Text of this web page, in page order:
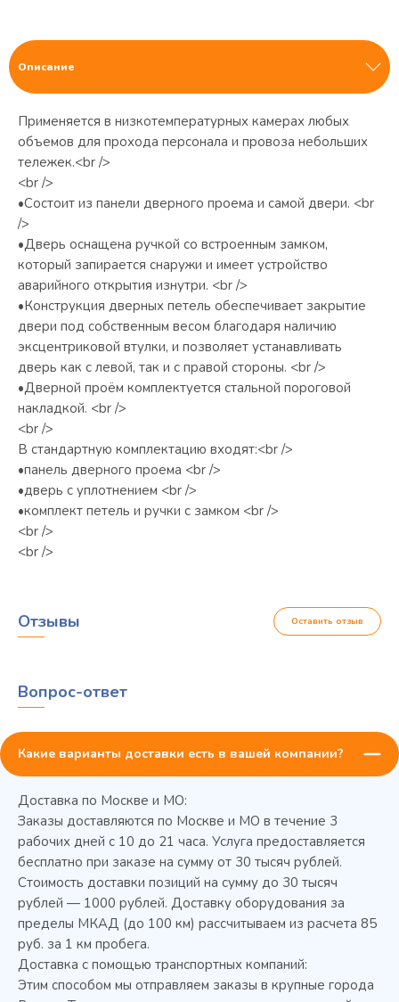
Описание
Применяется в низкотемпературных камерах любых
объемов для прохода персонала и провоза небольших
тележек.<br />
<br />
•Состоит из панели дверного проема и самой двери. <br
/>
•Дверь оснащена ручкой со встроенным замком,
который запирается снаружи и имеет устройство
аварийного открытия изнутри. <br />
•Конструкция дверных петель обеспечивает закрытие
двери под собственным весом благодаря наличию
эксцентриковой втулки, и позволяет устанавливать
дверь как с левой, так и с правой стороны. <br />
•Дверной проём комплектуется стальной пороговой
накладкой. <br />
<br />
В стандартную комплектацию входят:<br />
•панель дверного проема <br />
•дверь с уплотнением <br />
•комплект петель и ручки с замком <br />
<br />
<br />
Колода разрубочная КР-5/5
Отзывы Оставить отзыв
Вопрос-ответ
Какие варианты доставки есть в вашей компании?
Доставка по Москве и МО:
Заказы доставляются по Москве и МО в течение 3
рабочих дней с 10 до 21 часа. Услуга предоставляется
бесплатно при заказе на сумму от 30 тысяч рублей.
Стоимость доставки позиций на сумму до 30 тысяч
рублей — 1000 рублей. Доставку оборудования за
пределы МКАД (до 100 км) рассчитываем из расчета 85
руб. за 1 км пробега.
Доставка с помощью транспортных компаний:
Этим способом мы отправляем заказы в крупные города